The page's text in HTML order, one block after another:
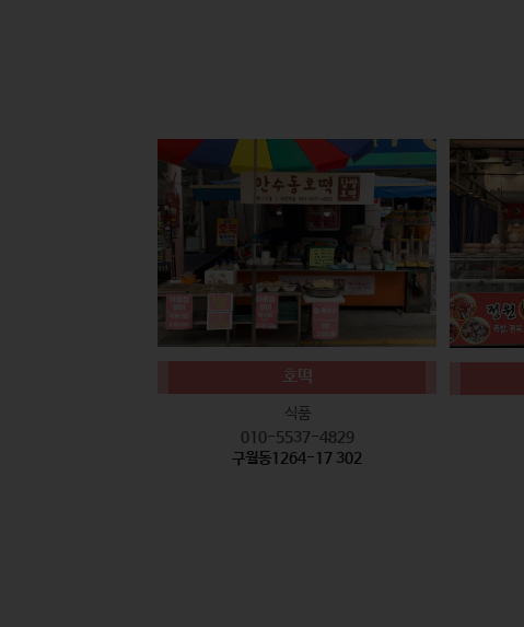
호떡
식품
010-5537-4829
구월동1264-17 302